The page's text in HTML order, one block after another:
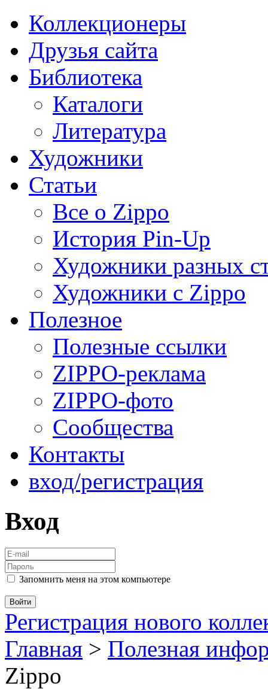
Коллекционеры
Друзья сайта
Библиотека
Каталоги
Литература
Художники
Статьи
Все о Zippo
История Pin-Up
Художники разных
Художники с Zippo
Полезное
Полезные ссылки
ZIPPO-реклама
ZIPPO-фото
Сообщества
Контакты
вход/регистрация
Вход
Запомнить меня на этом компьютере
Регистрация нового
Главная > Полезная
Zippo